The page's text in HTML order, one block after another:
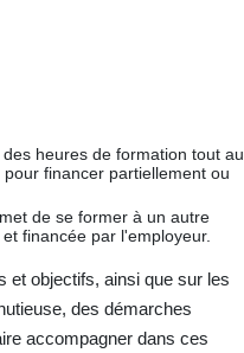
heures de formation tout au
financer partiellement ou
de se former à un autre
financée par l'employeur.
et objectifs, ainsi que sur les
des démarches
accompagner dans ces